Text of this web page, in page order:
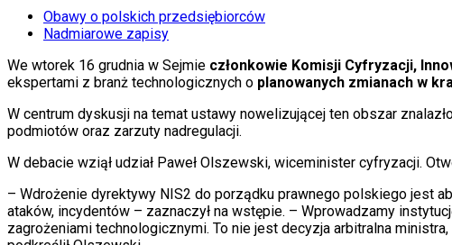
Obawy o polskich przedsiębiorców
Nadmiarowe zapisy
We wtorek 16 grudnia w Sejmie członkowie Komisji Cyfryzacji,
ekspertami z branż technologicznych o planowanych zmianach w
W centrum dyskusji na temat ustawy nowelizującej ten obszar
podmiotów oraz zarzuty nadregulacji.
W debacie wziął udział Paweł Olszewski, wiceminister cyfryzacji.
– Wdrożenie dyrektywy NIS2 do porządku prawnego polskiego jest
ataków, incydentów – zaznaczył na wstępie. – Wprowadzamy
zagrożeniami technologicznymi. To nie jest decyzja arbitralna